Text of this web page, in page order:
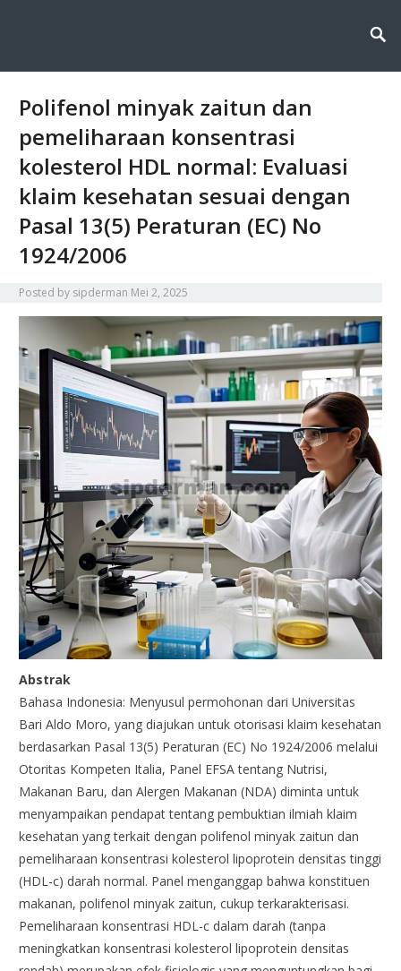
di Dunia Informasi &
Teknologi
Polifenol minyak zaitun dan
pemeliharaan konsentrasi
kolesterol HDL normal: Evaluasi
klaim kesehatan sesuai dengan
Pasal 13(5) Peraturan (EC) No
1924/2006
Posted by sipderman Mei 2, 2025
Abstrak
Bahasa Indonesia: Menyusul permohonan dari Universitas
Bari Aldo Moro, yang diajukan untuk otorisasi klaim kesehatan
berdasarkan Pasal 13(5) Peraturan (EC) No 1924/2006 melalui
Otoritas Kompeten Italia, Panel EFSA tentang Nutrisi,
Makanan Baru, dan Alergen Makanan (NDA) diminta untuk
menyampaikan pendapat tentang pembuktian ilmiah klaim
kesehatan yang terkait dengan polifenol minyak zaitun dan
pemeliharaan konsentrasi kolesterol lipoprotein densitas tinggi
(HDL-c) darah normal. Panel menganggap bahwa konstituen
makanan, polifenol minyak zaitun, cukup terkarakterisasi.
Pemeliharaan konsentrasi HDL-c dalam darah (tanpa
meningkatkan konsentrasi kolesterol lipoprotein densitas